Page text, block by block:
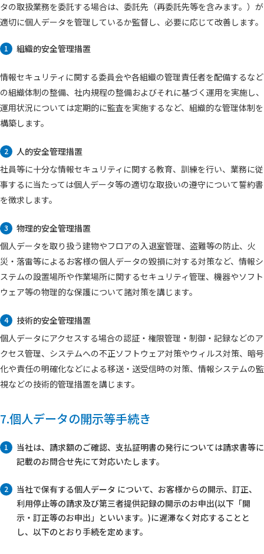
タの取扱業務を委託する場合は、委託先（再委託先等を含みます。）が
適切に個人データを管理しているか監督し、必要に応じて改善します。
1 組織的安全管理措置
情報セキュリティに関する委員会や各組織の管理責任者を配備するなど
の組織体制の整備、社内規程の整備およびそれに基づく運用を実施し、
運用状況については定期的に監査を実施するなど、組織的な管理体制を
構築します。
2
人的安全管理措置
社員等に十分な情報セキュリティに関する教育、訓練を行い、業務に従
事するに当たっては個人データ等の適切な取扱いの遵守について誓約書
を徴求します。
3
物理的安全管理措置
個人データを取り扱う建物やフロアの入退室管理、盗難等の防止、火
災・落雷等によるお客様の個人データの毀損に対する対策など、情報シ
ステムの設置場所や作業場所に関するセキュリティ管理、機器やソフト
ウェア等の物理的な保護について諸対策を講じます。
4
技術的安全管理措置
個人データにアクセスする場合の認証・権限管理・制御・記録などのア
クセス管理、システムへの不正ソフトウェア対策やウィルス対策、暗号
化や責任の明確化などによる移送・送受信時の対策、情報システムの監
視などの技術的管理措置を講じます。
7.個人データの開示等手続き
1
当社は、請求額のご確認、支払証明書の発行については請求書等に
記載のお問合せ先にて対応いたします。
2
当社で保有する個人データ について、お客様からの開示、訂正、
利用停止等の請求及び第三者提供記録の開示のお申出(以下「開
示・訂正等のお申出」といいます。)に遅滞なく対応することと
し、以下のとおり手続を定めます。